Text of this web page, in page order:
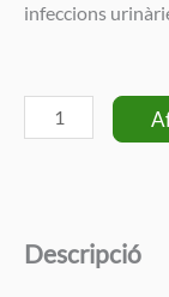
infeccions
quantitat
de
joves
Descripció